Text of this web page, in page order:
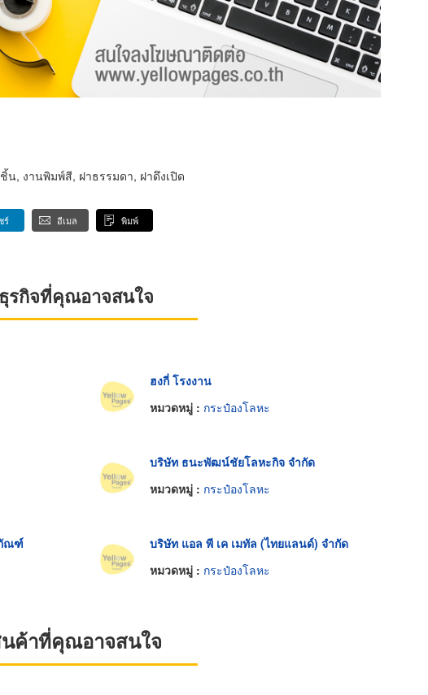
น, งานพิมพ์สี, ฝาธรรมดา, ฝาดึงเปิด
ร์ อีเมล พิมพ์
ธุรกิจที่คุณอาจสนใจ
ฮงกี่ โรงงาน
หมวดหมู่ : กระป๋องโลหะ
บริษัท ธนะพัฒน์ชัยโลหะกิจ จำกัด
หมวดหมู่ : กระป๋องโลหะ
ณฑ์
บริษัท แอล พี เค เมทัล (ไทยแลนด์) จำกัด
หมวดหมู่ : กระป๋องโลหะ
ค้าที่คุณอาจสนใจ